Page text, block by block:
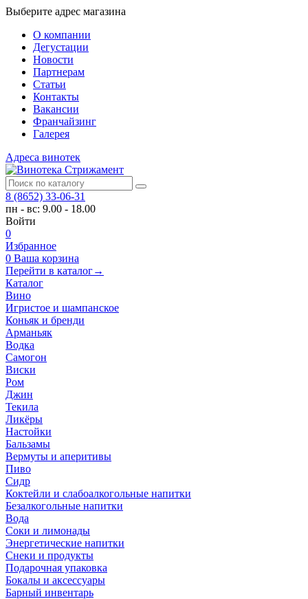
Выберите адрес магазина
О компании
Дегустации
Новости
Партнерам
Статьи
Контакты
Вакансии
Франчайзинг
Галерея
Адреса винотек
8 (8652) 33-06-31
пн - вс: 9.00 - 18.00
Войти
0
Избранное
0 Ваша корзина
Перейти в каталог→
Каталог
Вино
Игристое и шампанское
Коньяк и бренди
Арманьяк
Водка
Самогон
Виски
Ром
Джин
Текила
Ликёры
Настойки
Бальзамы
Вермуты и аперитивы
Пиво
Сидр
Коктейли и слабоалкогольные напитки
Безалкогольные напитки
Вода
Соки и лимонады
Энергетические напитки
Снеки и продукты
Подарочная упаковка
Бокалы и аксессуары
Барный инвентарь